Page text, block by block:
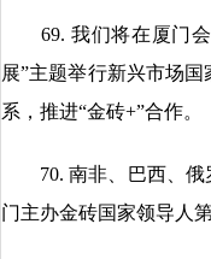
69. 我们将在厦门会
展”主题举行新兴市场
系，推进“金砖+”合作。
70. 南非、巴西、俄
门主办金砖国家领导人